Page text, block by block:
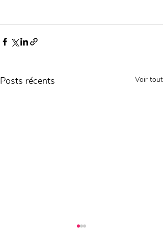
Posts récents Voir tout